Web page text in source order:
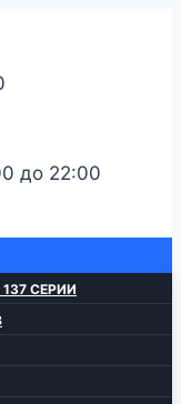
до 22:00
СЕРИИ